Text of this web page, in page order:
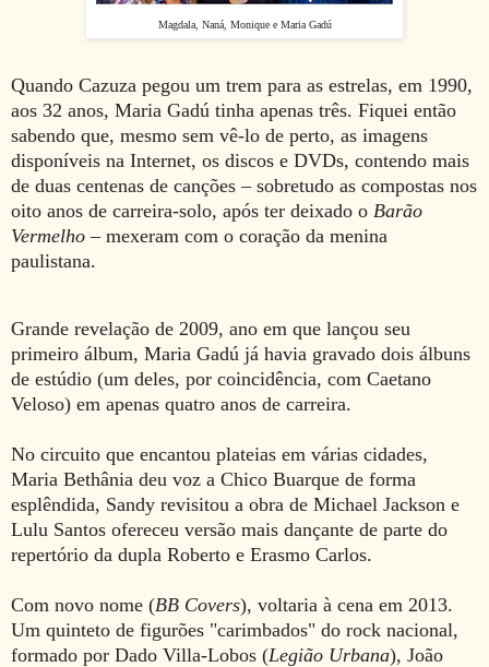
Magdala, Naná, Monique e Maria Gadú
Quando Cazuza pegou um trem para as estrelas, em 1990,
aos 32 anos, Maria Gadú tinha apenas três. Fiquei então
sabendo que, mesmo sem vê-lo de perto, as imagens
disponíveis na Internet, os discos e DVDs, contendo mais
de duas centenas de canções – sobretudo as compostas nos
oito anos de carreira-solo, após ter deixado o Barão
Vermelho – mexeram com o coração da menina
paulistana.
Grande revelação de 2009, ano em que lançou seu
primeiro álbum, Maria Gadú já havia gravado dois álbuns
de estúdio (um deles, por coincidência, com Caetano
Veloso) em apenas quatro anos de carreira.
No circuito que encantou plateias em várias cidades,
Maria Bethânia deu voz a Chico Buarque de forma
esplêndida, Sandy revisitou a obra de Michael Jackson e
Lulu Santos ofereceu versão mais dançante de parte do
repertório da dupla Roberto e Erasmo Carlos.
Com novo nome (BB Covers), voltaria à cena em 2013.
Um quinteto de figurões "carimbados" do rock nacional,
formado por Dado Villa-Lobos (Legião Urbana), João